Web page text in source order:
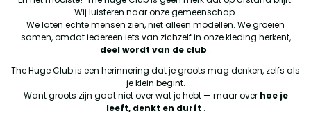
Wij luisteren naar onze gemeenschap.
We laten echte mensen zien, niet alleen modellen. We groeien
samen, omdat iedereen iets van zichzelf in onze kleding herkent,
deel wordt van de club .
The Huge Club is een herinnering dat je groots mag denken, zelfs als
je klein begint.
Want groots zijn gaat niet over wat je hebt — maar over hoe je
leeft, denkt en durft .